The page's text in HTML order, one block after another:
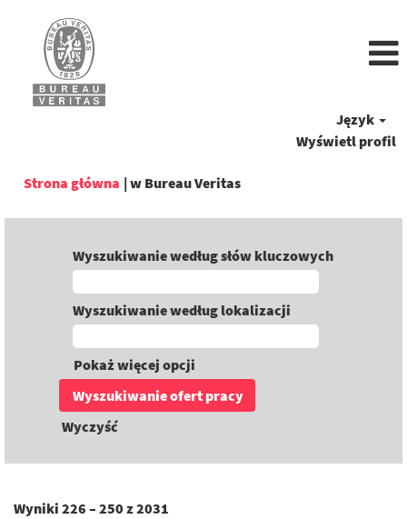
Język
Wyświetl profil
Strona główna | w Bureau Veritas(bieżąca
Wyszukiwanie według słów kluczowych
Wyszukiwanie według lokalizacji
Pokaż więcej opcji
Wyczyść
Wyniki 226 – 250 z2031